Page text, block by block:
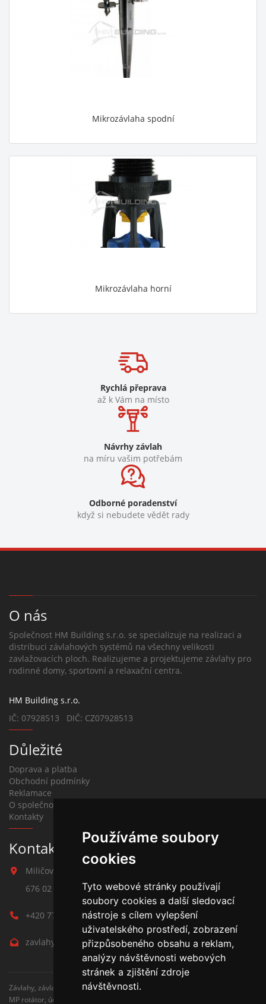
Používáme soubory
cookies
Tyto webové stránky používají
soubory cookies a další sledovací
nástroje s cílem vylepšení
uživatelského prostředí, zobrazení
přizpůsobeného obsahu a reklam,
analýzy návštěvnosti webových
stránek a zjištění zdroje
návštěvnosti.
Mikrozávlaha spodní
Mikrozávlaha horní
Rychlá přeprava
až k Vám na místo
Návrhy závlah
na míru vašim potřebám
Odborné poradenství
když si nebudete vědět rady
O nás
Společnost HM Building s.r.o. se specializuje na realizaci a
distribuci závlahových systémů na všechny velikosti
zavlažovacích ploch. Realizujeme a projektujeme závlahy pro
rodinné domy, sportovní a relaxační centra.
HM Building s.r.o.
IČ: 07928513 DIČ: CZ07928513
Důležité
Doprava a platba
Obchodní podmínky
Reklamace
O společnosti
Kontakty
Kontakt na závlahy
Miličova 541
676 02 Moravské Budějovice
+420 777 780 938
zavlahy@hmbuilding.cz
Závlahy, závlahové systémy, AZS, postřikovače, trysky, kapenkova závlaha,
MP rotátor, úderove postřikovače, automatické zavlažovaní, kapkovací